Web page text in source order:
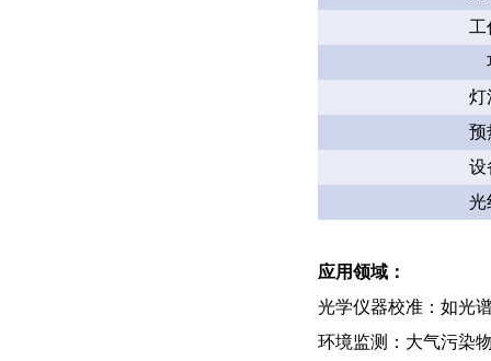
工
灯
预
设
光
应用领域：
光学仪器校准：如光
环境监测：大气污染